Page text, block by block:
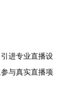
进专业直播设
与真实直播项